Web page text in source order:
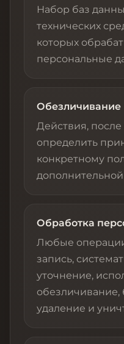
Набор баз
технических
которых
персональные
Обезличивание
Действия,
определить
конкретному
Обработка
Любые
запись,
уточнение,
обезличивание,
удаление и